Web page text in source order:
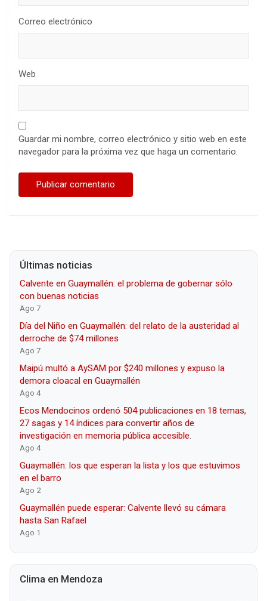
Correo electrónico
Web
Guardar mi nombre, correo electrónico y sitio web en este
navegador para la próxima vez que haga un comentario.
Últimas noticias
Calvente en Guaymallén: el problema de gobernar sólo
con buenas noticias
Ago 7
Día del Niño en Guaymallén: del relato de la austeridad al
derroche de $74 millones
Ago 7
Maipú multó a AySAM por $240 millones y expuso la
demora cloacal en Guaymallén
Ago 4
Ecos Mendocinos ordenó 504 publicaciones en 18 temas,
27 sagas y 14 índices para convertir años de
investigación en memoria pública accesible.
Ago 4
Guaymallén: los que esperan la lista y los que estuvimos
en el barro
Ago 2
Guaymallén puede esperar: Calvente llevó su cámara
hasta San Rafael
Ago 1
Clima en Mendoza